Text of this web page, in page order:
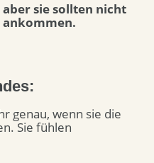
sie sollten nicht
genau, wenn sie die
Sie fühlen